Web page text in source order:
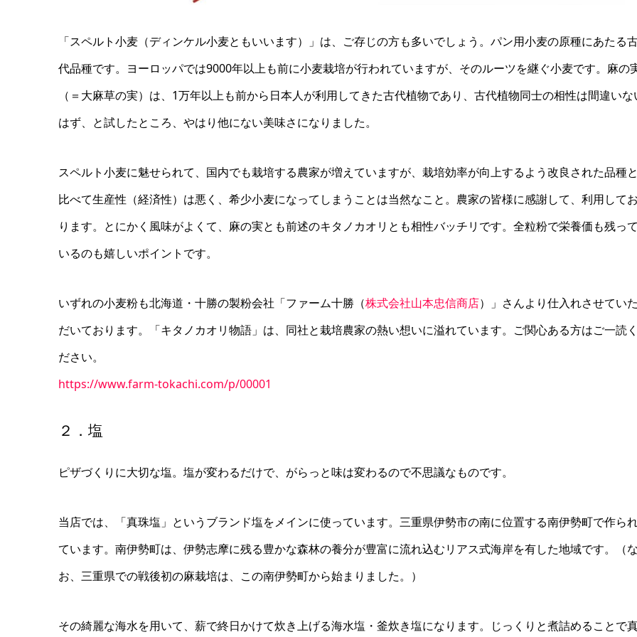
「スペルト小麦（ディンケル小麦ともいいます）」は、ご存じの方も多いでしょう。パン用小麦の原種にあたる
代品種です。ヨーロッパでは9000年以上も前に小麦栽培が行われていますが、そのルーツを継ぐ小麦です。麻の
（＝大麻草の実）は、1万年以上も前から日本人が利用してきた古代植物であり、古代植物同士の相性は間違いな
はず、と試したところ、やはり他にない美味さになりました。
スペルト小麦に魅せられて、国内でも栽培する農家が増えていますが、栽培効率が向上するよう改良された品種と
比べて生産性（経済性）は悪く、希少小麦になってしまうことは当然なこと。農家の皆様に感謝して、利用してお
ります。とにかく風味がよくて、麻の実とも前述のキタノカオリとも相性バッチリです。全粒粉で栄養価も残って
いるのも嬉しいポイントです。
いずれの小麦粉も北海道・十勝の製粉会社「ファーム十勝（株式会社山本忠信商店）」さんより仕入れさせていた
だいております。「キタノカオリ物語」は、同社と栽培農家の熱い想いに溢れています。ご関心ある方はご一読く
ださい。
https://www.farm-tokachi.com/p/00001
２．塩
ピザづくりに大切な塩。塩が変わるだけで、がらっと味は変わるので不思議なものです。
当店では、「真珠塩」というブランド塩をメインに使っています。三重県伊勢市の南に位置する南伊勢町で作ら
ています。南伊勢町は、伊勢志摩に残る豊かな森林の養分が豊富に流れ込むリアス式海岸を有した地域です。（な
お、三重県での戦後初の麻栽培は、この南伊勢町から始まりました。）
その綺麗な海水を用いて、薪で終日かけて炊き上げる海水塩・釜炊き塩になります。じっくりと煮詰めることで